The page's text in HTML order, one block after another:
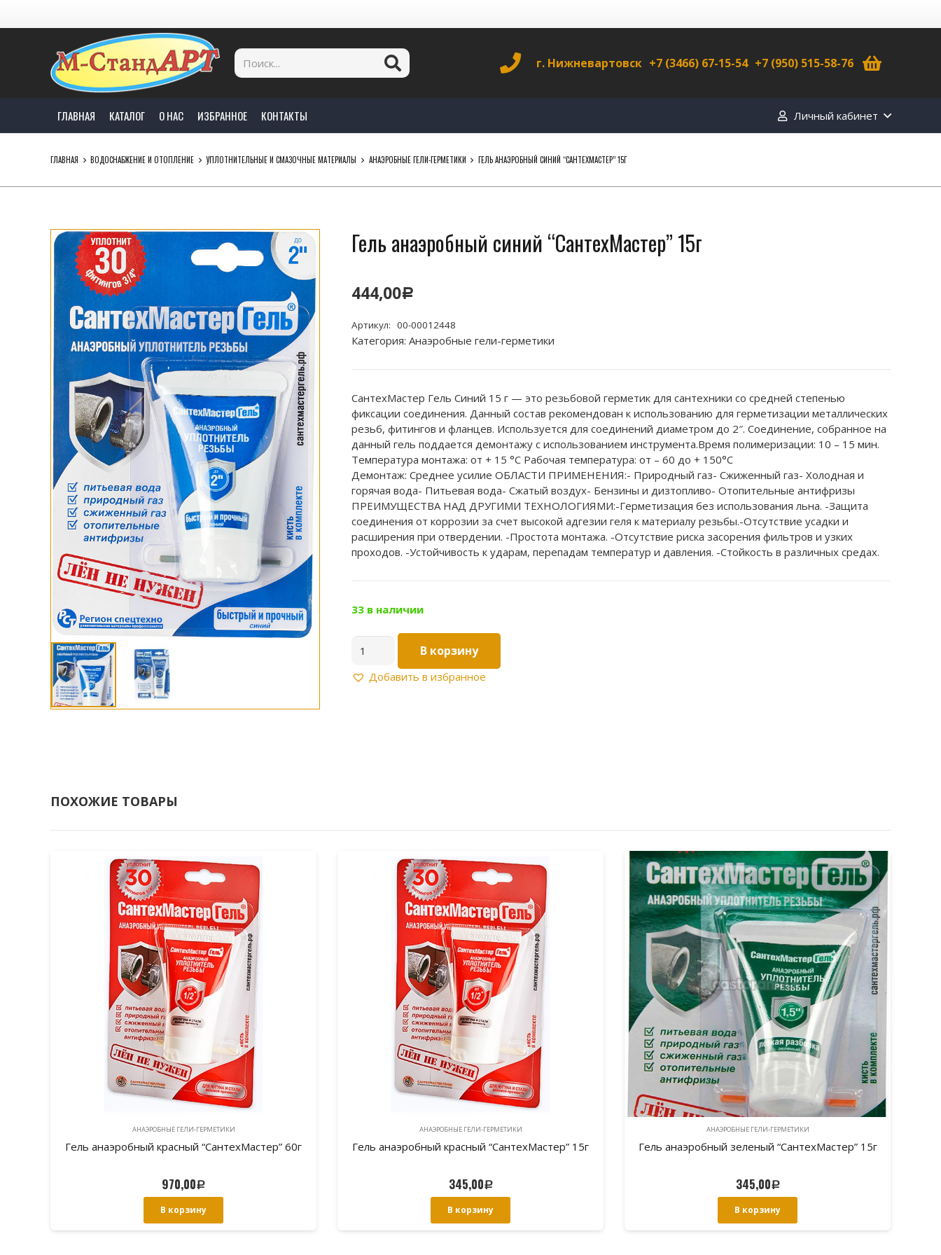
г. Нижневартовск +7 (3466) 67-15-54 +7 (950) 515-58-76
ГЛАВНАЯ КАТАЛОГ О НАС ИЗБРАННОЕ КОНТАКТЫ Личный кабинет
ГЛАВНАЯ ВОДОСНАБЖЕНИЕ И ОТОПЛЕНИЕ УПЛОТНИТЕЛЬНЫЕ И СМАЗОЧНЫЕ МАТЕРИАЛЫ АНАЭРОБНЫЕ ГЕЛИ-ГЕРМЕТИКИ ГЕЛЬ АНАЭРОБНЫЙ СИНИЙ “САНТЕХМАСТЕР” 15Г
Гель анаэробный синий “СантехМастер” 15г
444,00Р
Артикул: 00-00012448
Категория: Анаэробные гели-герметики
СантехМастер Гель Синий 15 г — это резьбовой герметик для сантехники со средней степенью
фиксации соединения. Данный состав рекомендован к использованию для герметизации металлических
резьб, фитингов и фланцев. Используется для соединений диаметром до 2″. Соединение, собранное на
данный гель поддается демонтажу с использованием инструмента.Время полимеризации: 10 – 15 мин.
Температура монтажа: от + 15 °С Рабочая температура: от – 60 до + 150°C
Демонтаж: Среднее усилие ОБЛАСТИ ПРИМЕНЕНИЯ:- Природный газ- Сжиженный газ- Холодная и
горячая вода- Питьевая вода- Сжатый воздух- Бензины и дизтопливо- Отопительные антифризы
ПРЕИМУЩЕСТВА НАД ДРУГИМИ ТЕХНОЛОГИЯМИ:-Герметизация без использования льна. -Защита
соединения от коррозии за счет высокой адгезии геля к материалу резьбы.-Отсутствие усадки и
расширения при отвердении. -Простота монтажа. -Отсутствие риска засорения фильтров и узких
проходов. -Устойчивость к ударам, перепадам температур и давления. -Стойкость в различных средах.
33 в наличии
товара
Гель
В корзину
Добавить в избранное
ПОХОЖИЕ ТОВАРЫ
АНАЭРОБНЫЕ ГЕЛИ-ГЕРМЕТИКИ
Гель анаэробный красный “СантехМастер” 15г
345,00Р
В корзину
АНАЭРОБНЫЕ ГЕЛИ-ГЕРМЕТИКИ
Гель анаэробный зеленый “СантехМастер” 15г
345,00Р
В корзину
АНАЭРОБНЫЕ ГЕЛИ-ГЕРМЕТИКИ
AQUALINK Анаэробный клей-герметик
594,00Р
В корзину